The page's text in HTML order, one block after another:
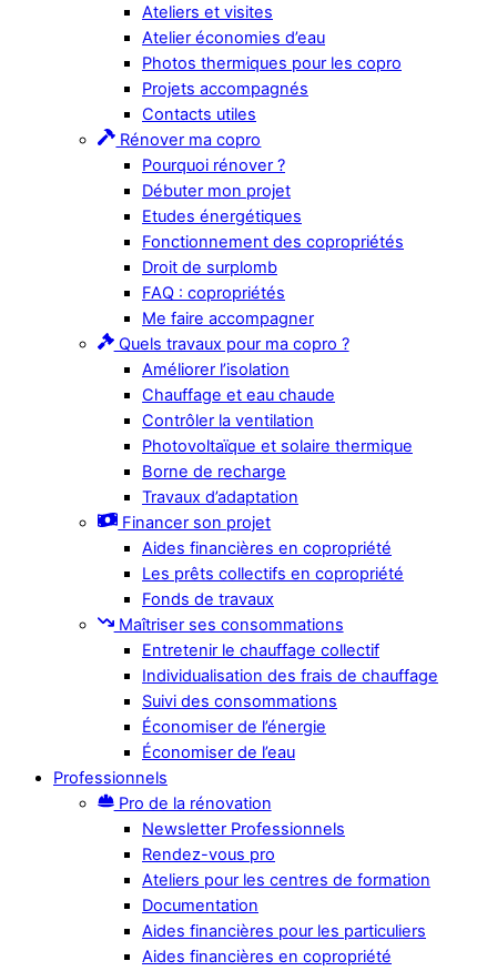
Ateliers et visites
Atelier économies d’eau
Photos thermiques pour les copro
Projets accompagnés
Contacts utiles
Rénover ma copro
Pourquoi rénover ?
Débuter mon projet
Etudes énergétiques
Fonctionnement des copropriétés
Droit de surplomb
FAQ : copropriétés
Me faire accompagner
Quels travaux pour ma copro ?
Améliorer l’isolation
Chauffage et eau chaude
Contrôler la ventilation
Photovoltaïque et solaire thermique
Borne de recharge
Travaux d’adaptation
Financer son projet
Aides financières en copropriété
Les prêts collectifs en copropriété
Fonds de travaux
Maîtriser ses consommations
Entretenir le chauffage collectif
Individualisation des frais de chauffage
Suivi des consommations
Économiser de l’énergie
Économiser de l’eau
Professionnels
Pro de la rénovation
Newsletter Professionnels
Rendez-vous pro
Ateliers pour les centres de formation
Documentation
Aides financières pour les particuliers
Aides financières en copropriété